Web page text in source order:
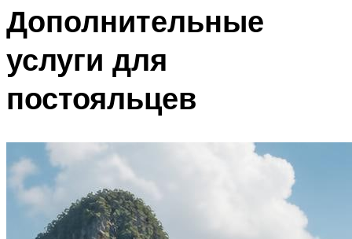
Дополнительные
услуги для
постояльцев